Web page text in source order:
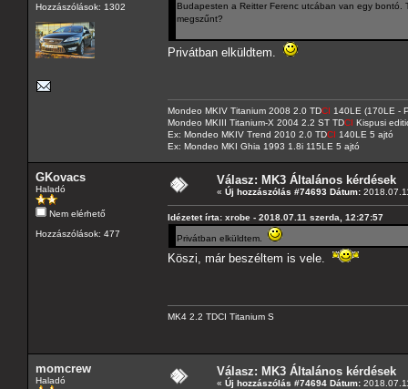
Hozzászólások: 1302
Budapesten a Reitter Ferenc utcában van egy bontó.
megszűnt?
Privátban elküldtem.
Mondeo MKIV Titanium 2008 2.0 TDCI 140LE (170LE -
Mondeo MKIII Titanium-X 2004 2.2 ST TDCI Kispusi
Ex: Mondeo MKIV Trend 2010 2.0 TDCI 140LE 5 ajtó
Ex: Mondeo MKI Ghia 1993 1.8i 115LE 5 ajtó
GKovacs
Haladó
Nem elérhető
Hozzászólások: 477
Válasz: MK3 Általános kérdések
« Új hozzászólás #74693 Dátum:
Idézetet írta: xrobe - 2018.07.11 szerda, 12:27:57
Privátban elküldtem.
Köszi, már beszéltem is vele.
MK4 2.2 TDCI Titanium S
momcrew
Haladó
Válasz: MK3 Általános kérdések
« Új hozzászólás #74694 Dátum: